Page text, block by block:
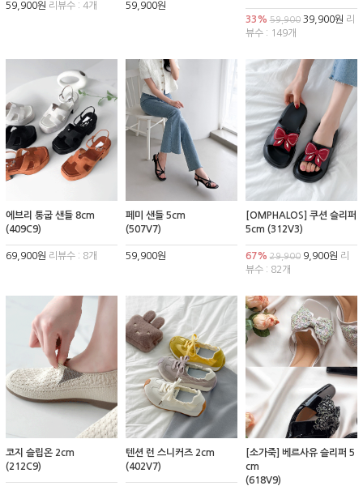
59,900원 리뷰수 : 4개 59,900원
33% 59,90039,900원 리
뷰수 : 149개
에브리 통굽 샌들 8cm
(409C9)
69,900원 리뷰수 : 8개
페미 샌들 5cm
(507V7)
59,900원
[OMPHALOS] 쿠션 슬리퍼
5cm (312V3)
67% 29,9009,900원 리
뷰수 : 82개
코지 슬립온 2cm
(212C9)
텐션 런 스니커즈 2cm
(402V7)
[소가죽] 베르사유 슬리퍼 5
cm
(618V9)